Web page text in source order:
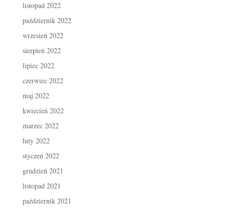
listopad 2022
październik 2022
wrzesień 2022
sierpień 2022
lipiec 2022
czerwiec 2022
maj 2022
kwiecień 2022
marzec 2022
luty 2022
styczeń 2022
grudzień 2021
listopad 2021
październik 2021